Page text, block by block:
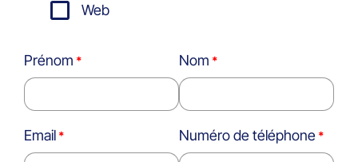
Web
Prénom Nom
Email Numéro de téléphone